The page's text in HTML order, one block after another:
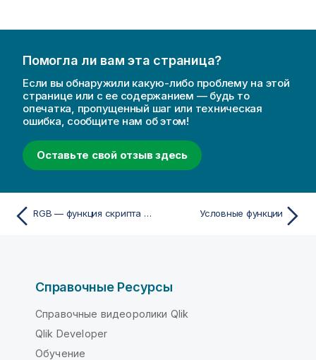
Помогла ли вам эта страница?
Если вы обнаружили какую-либо проблему на этой
странице или с ее содержанием — будь то
опечатка, пропущенный шаг или техническая
ошибка, сообщите нам об этом!
Оставьте свой отзыв здесь
RGB — функция скриптa и диаграммы Условные функции
Справочные Ресурсы
Справочные видеоролики Qlik
Qlik Developer
Обучение